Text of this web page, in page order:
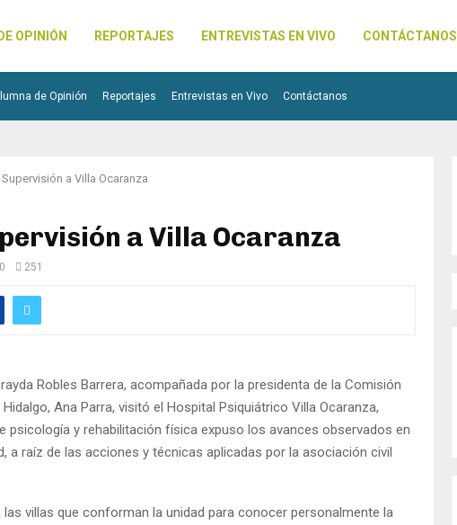
OPINIÓN REPORTAJES ENTREVISTAS EN VIVO CONTÁCTANOS
de Opinión Reportajes Entrevistas en Vivo Contáctanos
a Villa Ocaranza
a Villa Ocaranza
0 251
Robles Barrera, acompañada por la presidenta de la Comisión
Ana Parra, visitó el Hospital Psiquiátrico Villa Ocaranza,
psicología y rehabilitación física expuso los avances observados en
a raíz de las acciones y técnicas aplicadas por la asociación civil
villas que conforman la unidad para conocer personalmente la